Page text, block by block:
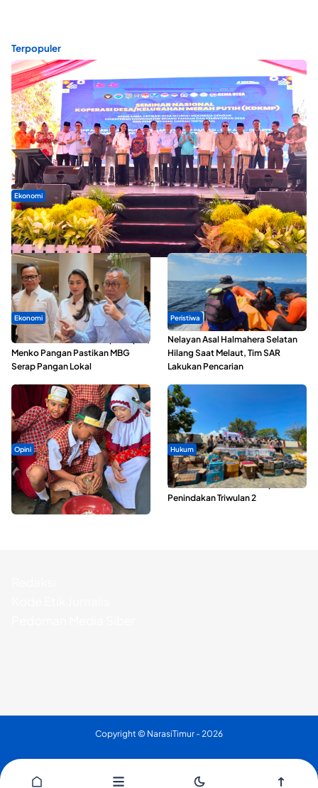
Terpopuler
Ekonomi
Seminar di Ternate, Mendes Perkuat Sinergi Percepatan
Kopdes Merah Putih
Ekonomi
SPPG di Maluku Utara Dipercepat,
Menko Pangan Pastikan MBG
Serap Pangan Lokal
Peristiwa
Nelayan Asal Halmahera Selatan
Hilang Saat Melaut, Tim SAR
Lakukan Pencarian
Opini
Tak Sekadar Memarut Kelapa,
Kukuran Tongole Jadi Media
Belajar Etnosains
Hukum
Polda Maluku Utara Musnahkan
Ribuan Liter Miras Hasil Operasi
Penindakan Triwulan 2
Copyright © NarasiTimur - 2026